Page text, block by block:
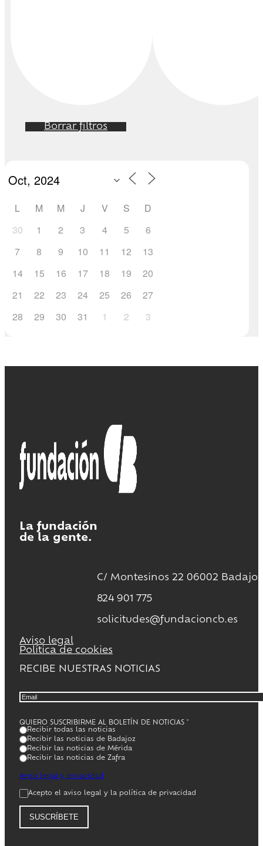
Borrar filtros
L M M J V S
D
30
1 2 3 4 5
6
7
8 9 10 11 12
13
14
15 16 17 18 19
20
21
22 23 24 25 26
27
28
29 30 31 1 2 3
La fundación
de la gente.
C/ Montesinos 22 06002 Badajoz
824 901 775
solicitudes@fundacioncb.es
Aviso legal
Política de cookies
RECIBE NUESTRAS NOTICIAS
QUIERO SUSCRIBIRME AL BOLETÍN DE NOTICIAS *
Recibir todas las noticias
Recibir las noticias de Badajoz
Recibir las noticias de Mérida
Recibir las noticias de Zafra
Aviso legal y privacidad
Acepto el aviso legal y la política de privacidad
SUSCRÍBETE